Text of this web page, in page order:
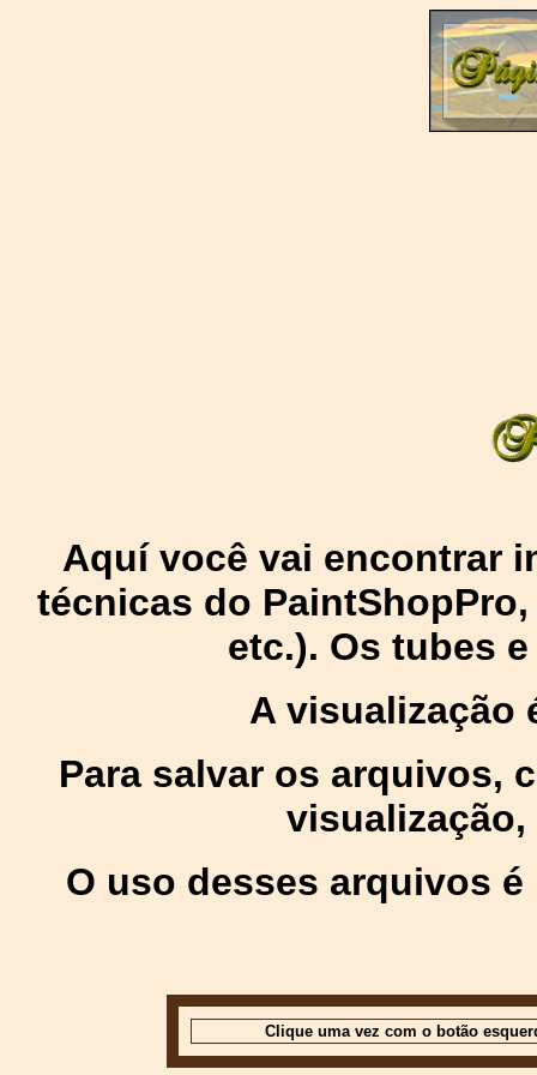
Aquí você vai encontrar
técnicas do
etc.). Os tubes
A visualização
Para salvar os arquivos,
O uso desses arquivos
Clique uma vez com o botão